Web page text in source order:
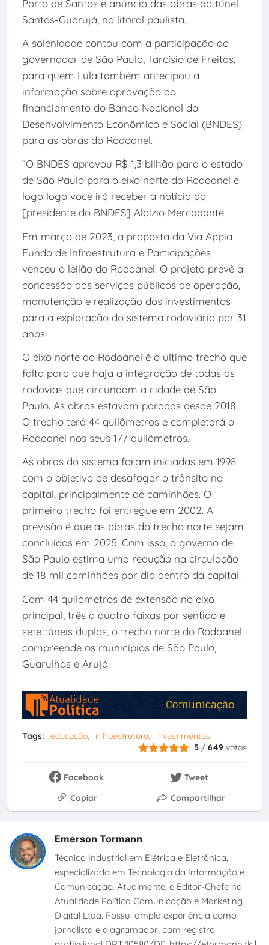
Porto de Santos e anúncio das obras do túnel
Santos-Guarujá, no litoral paulista.
A solenidade contou com a participação do
governador de São Paulo, Tarcísio de Freitas,
para quem Lula também antecipou a
informação sobre aprovação do
financiamento do Banco Nacional do
Desenvolvimento Econômico e Social (BNDES)
para as obras do Rodoanel.
“O BNDES aprovou R$ 1,3 bilhão para o estado
de São Paulo para o eixo norte do Rodoanel e
logo logo você irá receber a notícia do
[presidente do BNDES] Aloízio Mercadante.
Em março de 2023, a proposta da Via Appia
Fundo de Infraestrutura e Participações
venceu o leilão do Rodoanel. O projeto prevê a
concessão dos serviços públicos de operação,
manutenção e realização dos investimentos
para a exploração do sistema rodoviário por 31
anos.
O eixo norte do Rodoanel é o último trecho que
falta para que haja a integração de todas as
rodovias que circundam a cidade de São
Paulo. As obras estavam paradas desde 2018.
O trecho terá 44 quilômetros e completará o
Rodoanel nos seus 177 quilômetros.
As obras do sistema foram iniciadas em 1998
com o objetivo de desafogar o trânsito na
capital, principalmente de caminhões. O
primeiro trecho foi entregue em 2002. A
previsão é que as obras do trecho norte sejam
concluídas em 2025. Com isso, o governo de
São Paulo estima uma redução na circulação
de 18 mil caminhões por dia dentro da capital.
Com 44 quilômetros de extensão no eixo
principal, três a quatro faixas por sentido e
sete túneis duplos, o trecho norte do Rodoanel
compreende os municípios de São Paulo,
Guarulhos e Arujá.
Tags: educação infraestrutura
investimentos
5 /649 votos
Facebook
Tweet
Copiar
Compartilhar
Emerson Tormann
Técnico Industrial em Elétrica e Eletrônica,
especializado em Tecnologia da Informação e
Comunicação. Atualmente, é Editor-Chefe na
Atualidade Política Comunicação e Marketing
Digital Ltda. Possui ampla experiência como
jornalista e diagramador, com registro